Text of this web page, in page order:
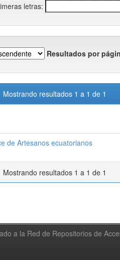
letras:
Resultados por
Mostrando resultados 1 a 1 de 1
de Artesanos ecuatorianos
Mostrando resultados 1 a 1 de 1
a la Red de Repositorios de